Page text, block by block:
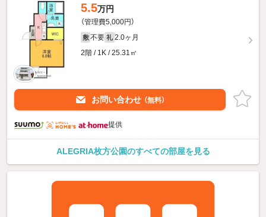
5.5万円
（管理費5,000円）
敷 不要 礼 2.0ヶ月
2階 / 1K / 25.31㎡
お問い合わせ （無料）
提供
ALEGRIA枚方公園のすべての部屋を見る